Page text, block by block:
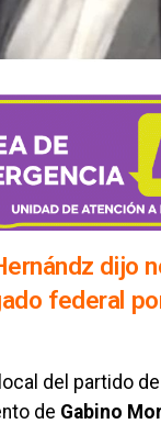
dijo
federal
del partido
de Gabino